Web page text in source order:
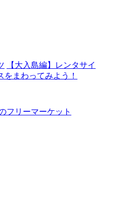
【大入島編】レンタサイ
をまわってみよう！
フリーマーケット